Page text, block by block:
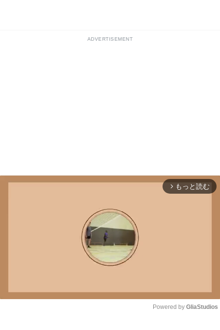
ADVERTISEMENT
arrow_forward_ios もっと読む
Powered by GliaStudios